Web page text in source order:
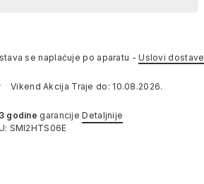
se naplaćuje po aparatu -Uslovi dostave
Vikend Akcija Traje do: 10.08.2026.
godine garancijeDetaljnije
SMI2HTS06E